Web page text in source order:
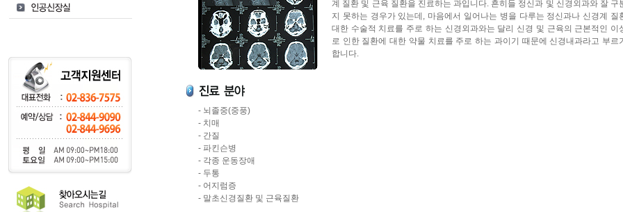
계 질환 및 근육 질환을 진료하는 과입니다. 흔히들 정신과 및 신경외과와 잘 구
지 못하는 경우가 있는데, 마음에서 일어나는 병을 다루는 정신과나 신경계 질
대한 수술적 치료를 주로 하는 신경외과와는 달리 신경 및 근육의 근본적인 이
로 인한 질환에 대한 약물 치료를 주로 하는 과이기 때문에 신경내과라고 부르
합니다.
- 뇌졸중(중풍)
- 치매
- 간질
- 파킨슨병
- 각종 운동장애
- 두통
- 어지럼증
- 말초신경질환 및 근육질환